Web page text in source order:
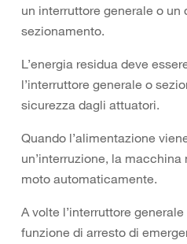
un interruttore generale o un
sezionamento.
L’energia residua deve
l’interruttore generale o
sicurezza dagli attuatori.
Quando l’alimentazione
un’interruzione, la
moto automaticamente.
A volte l’interruttore
funzione di arresto di